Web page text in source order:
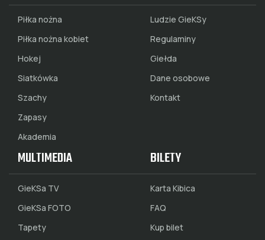
Piłka nożna
Piłka nożna kobiet
Hokej
Siatkówka
Szachy
Zapasy
Akademia
Ludzie GieKSy
Regulaminy
Giełda
Dane osobowe
Kontakt
MULTIMEDIA
GieKSa TV
GieKSa FOTO
Tapety
BILETY
Karta Kibica
FAQ
Kup bilet